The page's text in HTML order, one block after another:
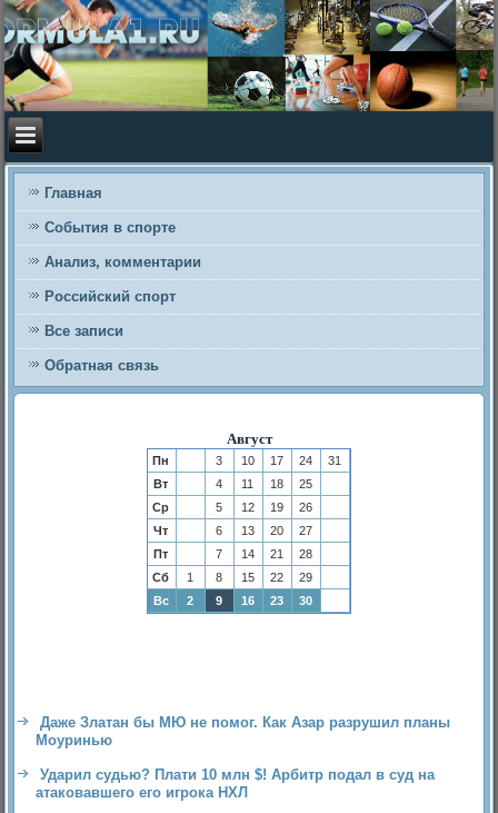
Главная
События в спорте
Анализ, комментарии
Российский спорт
Все записи
Обратная связь
Август
Пн 3 10 17 24
31
Вт
4 11 18
25
Ср
5 12 19
26
Чт
6 13 20
27
Пт
7 14 21
28
Сб
1 8 15 22
29
Вс
2 9 16 23 30
Даже Златан бы МЮ не помог. Как Азар разрушил планы
Моуринью
Ударил судью? Плати 10 млн $! Арбитр подал в суд на
атаковавшего его игрока НХЛ